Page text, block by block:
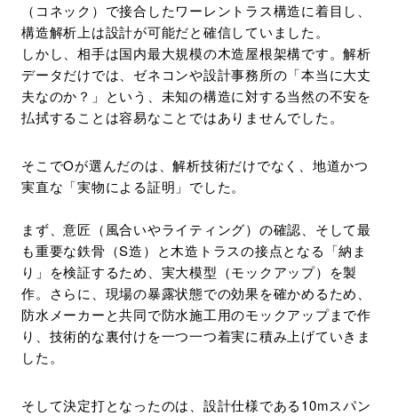
（コネック）で接合したワーレントラス構造に着目し、
構造解析上は設計が可能だと確信していました。
しかし、相手は国内最大規模の木造屋根架構です。解析
データだけでは、ゼネコンや設計事務所の「本当に大丈
夫なのか？」という、未知の構造に対する当然の不安を
払拭することは容易なことではありませんでした。
そこでOが選んだのは、解析技術だけでなく、地道かつ
実直な「実物による証明」でした。
まず、意匠（風合いやライティング）の確認、そして最
も重要な鉄骨（S造）と木造トラスの接点となる「納ま
り」を検証するため、実大模型（モックアップ）を製
作。さらに、現場の暴露状態での効果を確かめるため、
防水メーカーと共同で防水施工用のモックアップまで作
り、技術的な裏付けを一つ一つ着実に積み上げていきま
した。
そして決定打となったのは、設計仕様である10mスパン